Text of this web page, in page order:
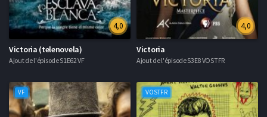
4,0
Victoria (telenovela)
Ajout de l'épisode S1E62 VF
4,0
Victoria
Ajout de l'épisode S3E8 VOSTFR
VF VOSTFR